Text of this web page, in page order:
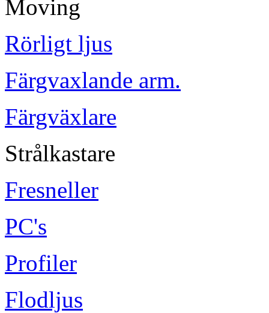
Moving
Rörligt ljus
Färgvaxlande arm.
Färgväxlare
Strålkastare
Fresneller
PC's
Profiler
Flodljus